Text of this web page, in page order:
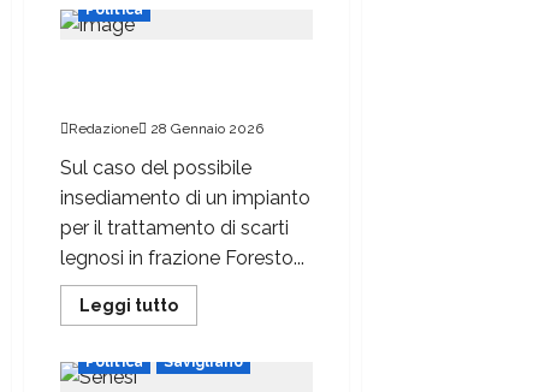
Politica
Redazione 28 Gennaio 2026
Sul caso del possibile
insediamento di un impianto
per il trattamento di scarti
legnosi in frazione Foresto...
Leggi tutto
Politica Savigliano